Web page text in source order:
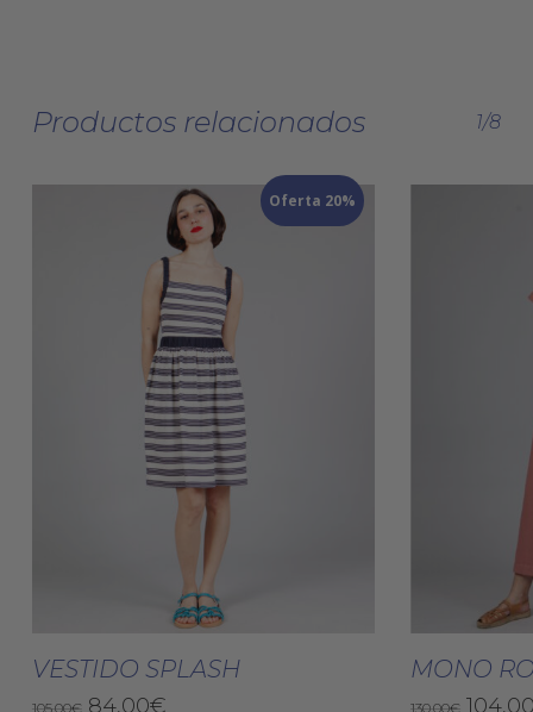
Productos relacionados 1/8
Oferta 20%
Seleccionar Opciones
producto
tiene
VESTIDO SPLASH
105,00€ El
84,00€El
MONO
130,00€ El